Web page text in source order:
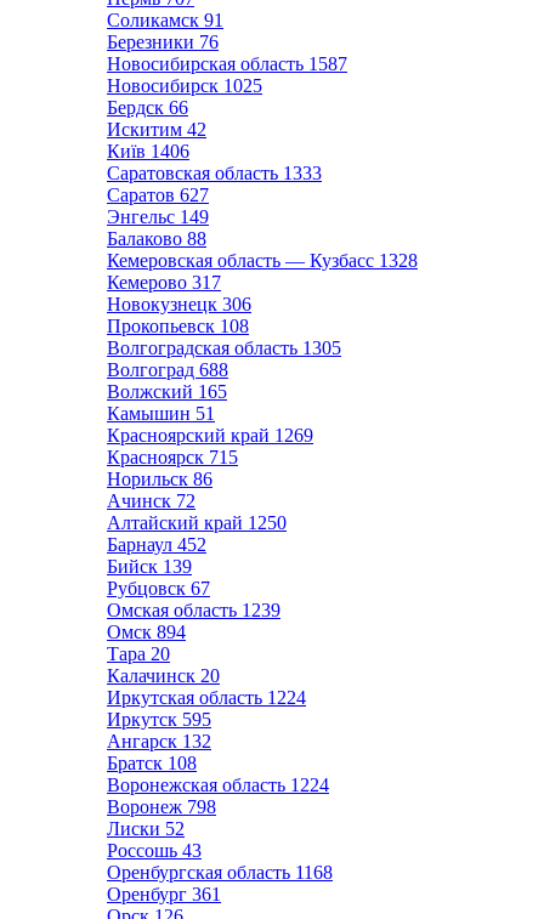
Соликамск 91
Березники 76
Новосибирская область 1587
Новосибирск 1025
Бердск 66
Искитим 42
Київ 1406
Саратовская область 1333
Саратов 627
Энгельс 149
Балаково 88
Кемеровская область — Кузбасс 1328
Кемерово 317
Новокузнецк 306
Прокопьевск 108
Волгоградская область 1305
Волгоград 688
Волжский 165
Камышин 51
Красноярский край 1269
Красноярск 715
Норильск 86
Ачинск 72
Алтайский край 1250
Барнаул 452
Бийск 139
Рубцовск 67
Омская область 1239
Омск 894
Тара 20
Калачинск 20
Иркутская область 1224
Иркутск 595
Ангарск 132
Братск 108
Воронежская область 1224
Воронеж 798
Лиски 52
Россошь 43
Оренбургская область 1168
Оренбург 361